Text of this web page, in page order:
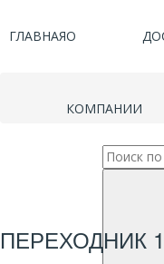
ГЛАВНАЯО
КОМПАНИИ
ПЕРЕХОДНИК